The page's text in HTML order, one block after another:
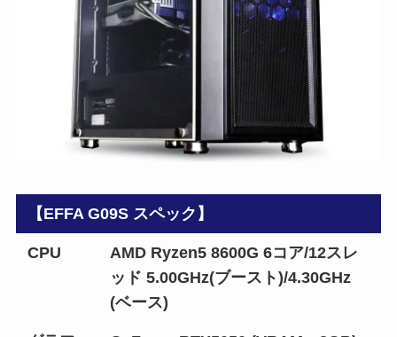
【EFFA G09S スペック】
CPU
AMD Ryzen5 8600G 6コア/12スレ
ッド 5.00GHz(ブースト)/4.30GHz
(ベース)